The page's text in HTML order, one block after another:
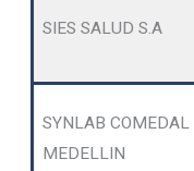
SIES SALUD S.A
SYNLAB COMEDAL
MEDELLIN